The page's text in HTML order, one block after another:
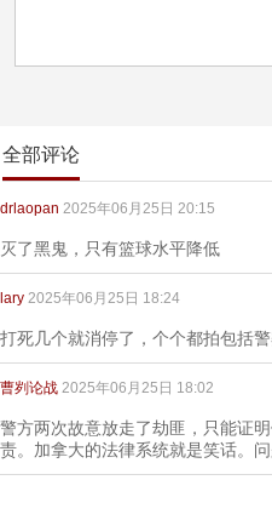
全部评论
drlaopan 2025年06月25日 20:15
灭了黑鬼，只有篮球水平降低
lary 2025年06月25日 18:24
打死几个就消停了，个个都拍包括
曹刿论战 2025年06月25日 18:02
警方两次故意放走了劫匪，只能证
责。加拿大的法律系统就是笑话。